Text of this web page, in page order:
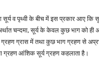
व पृथ्वी के बीच में इस प्रकार आए कि
चन्दमा, सूर्य के केवल कुछ भाग को ही
ग्रास में तथा कुछ भाग ग्रहण से
ग्रहण आंशिक सूर्य ग्रहण कहलाता है।